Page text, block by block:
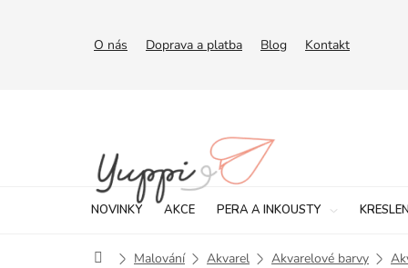
O nás Doprava a platba Blog Kontakt
NOVINKY AKCE PERA A INKOUSTY
DomůMalování Akvarel Akvarelové barvy